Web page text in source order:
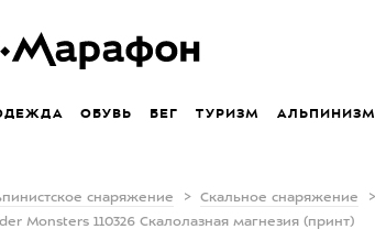
ОБУВЬ БЕГ ТУРИЗМ АЛЬПИНИЗМ
снаряжение Скальное снаряжение
Monsters 110326 Скалолазная магнезия (принт)